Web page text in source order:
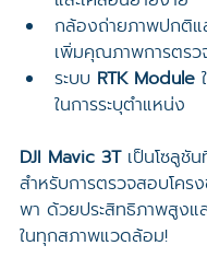
กล้องถ่ายภาพปกติแ
เพิ่มคุณภาพการตรว
ระบบ RTK Module
ในการระบุตำแหน่ง
DJI Mavic 3T เป็นโซลูชั
สำหรับการตรวจสอบโคร
พา ด้วยประสิทธิภาพสูงแ
ในทุกสภาพแวดล้อม!